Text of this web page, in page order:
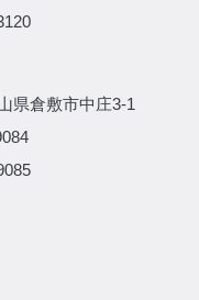
県倉敷市中庄3-1